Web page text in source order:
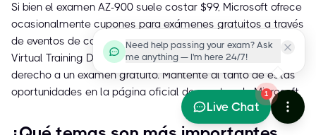
Si bien el examen AZ-900 suele costar $99, Microsoft ofrece
ocasionalmente cupones para exámenes gratuitos a través
de eventos de capacitación virtual como los "Microsoft
Virtual Training Days". Asistir a estos eventos puede darte
derecho a un examen gratuito. Mantente al tanto de estas
oportunidades en la página oficial de eventos de Microsoft.
Need help passing your exam? Ask
me anything — I'm here 24/7!
1
Live Chat